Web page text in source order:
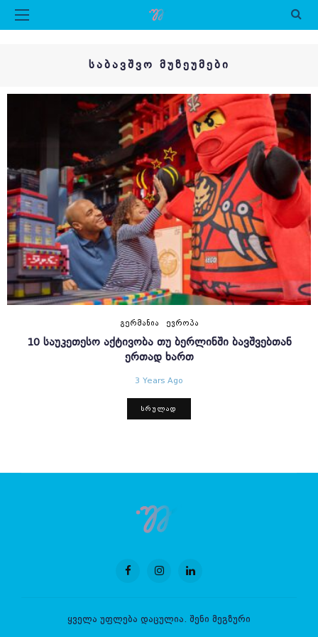
ᲡᲐᲑᲐᲕᲨᲕᲝ ᲛᲣᲖᲔᲣᲛᲔᲑᲘ
ᲒᲔᲠᲛᲐᲜᲘᲐ ᲔᲕᲠᲝᲞᲐ
10 ᲡᲐᲣᲙᲔᲗᲔᲡᲝ ᲐᲥᲢᲘᲕᲝᲑᲐ ᲗᲣ ᲑᲔᲠᲚᲘᲜᲨᲘ ᲑᲐᲕᲨᲕᲔᲑᲗᲐᲜ
ᲔᲠᲗᲐᲓ ᲮᲐᲠᲗ
3 Years Ago
ᲡᲠᲣᲚᲐᲓ
ყველა უფლება დაცულია. შენი მეგზური